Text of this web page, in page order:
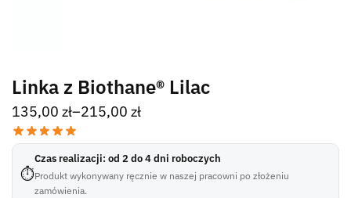
Linka z Biothane® Lilac
135,00 zł–215,00 zł
⏱
Czas realizacji: od 2 do 4 dni roboczych
Produkt wykonywany ręcznie w naszej pracowni po złożeniu
zamówienia.